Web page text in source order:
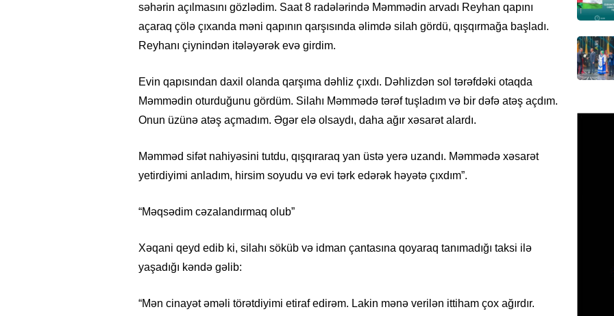
səhərin açılmasını gözlədim. Saat 8 radələrində Məmmədin arvadı Reyhan qapını
açaraq çölə çıxanda məni qapının qarşısında əlimdə silah gördü, qışqırmağa başladı.
Reyhanı çiynindən itələyərək evə girdim.
Evin qapısından daxil olanda qarşıma dəhliz çıxdı. Dəhlizdən sol tərəfdəki otaqda
Məmmədin oturduğunu gördüm. Silahı Məmmədə tərəf tuşladım və bir dəfə atəş açdım.
Onun üzünə atəş açmadım. Əgər elə olsaydı, daha ağır xəsarət alardı.
Məmməd sifət nahiyəsini tutdu, qışqıraraq yan üstə yerə uzandı. Məmmədə xəsarət
yetirdiyimi anladım, hirsim soyudu və evi tərk edərək həyətə çıxdım”.
“Məqsədim cəzalandırmaq olub”
Xəqani qeyd edib ki, silahı söküb və idman çantasına qoyaraq tanımadığı taksi ilə
yaşadığı kəndə gəlib:
“Mən cinayət əməli törətdiyimi etiraf edirəm. Lakin mənə verilən ittiham çox ağırdır.
HADISƏ